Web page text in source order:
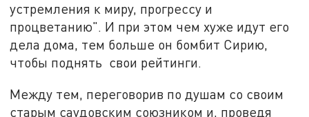
устремления к миру, прогрессу и
процветанию". И при этом чем хуже идут его
дела дома, тем больше он бомбит Сирию,
чтобы поднять свои рейтинги.
Между тем, переговорив по душам со своим
старым саудовским союзником и, проведя